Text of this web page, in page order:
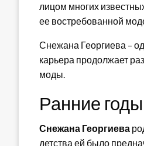
лицом многих
ее востребованной
Снежана Георгиева –
карьера продолжает
моды.
Ранние годы
Снежана Георгиева
детства ей было